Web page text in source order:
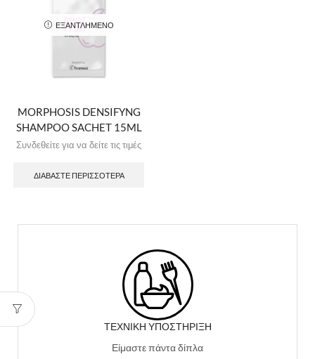
ΕΞΑΝΤΛΗΜΈΝΟ
MORPHOSIS DENSIFYNG
SHAMPOO SACHET 15ML
Συνδεθείτε για να δείτε τις τιμές
ΔΙΑΒΆΣΤΕ ΠΕΡΙΣΣΌΤΕΡΑ
ΤΕΧΝΙΚΉ ΥΠΟΣΤΉΡΙΞΗ
Είμαστε πάντα δίπλα